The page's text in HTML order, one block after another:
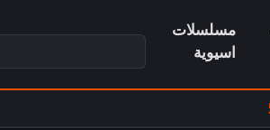
مسلسلات
اسيوية